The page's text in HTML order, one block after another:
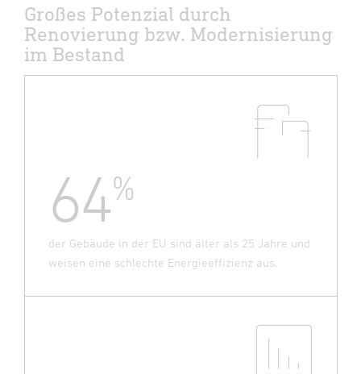
Großes Potenzial durch
Renovierung bzw. Modernisierung
im Bestand
64%
der Gebäude in der EU sind älter als 25 Jahre und
weisen eine schlechte Energieeffizienz aus.